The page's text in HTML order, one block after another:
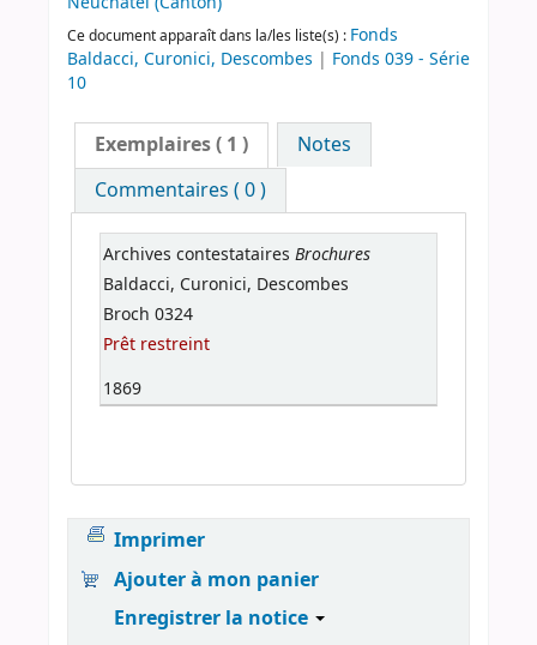
Ce document apparaît dans la/les liste(s) : Fonds
Baldacci, Curonici, Descombes | Fonds 039 - Série
10
Exemplaires( 1 )
Notes
Commentaires ( 0 )
Archives contestataires Brochures
Baldacci, Curonici, Descombes
Broch 0324
Prêt restreint
1869
Imprimer
Ajouter à mon panier
Enregistrer la notice